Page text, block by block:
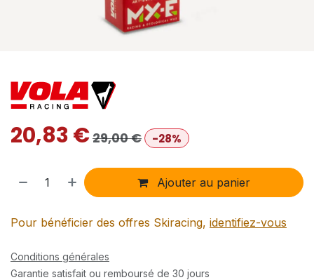
20,83€29,00€ -28%
Ajouter au panier
Pour bénéficier des offres Skiracing, identifiez-vous
Conditions générales
Garantie satisfait ou remboursé de 30 jours